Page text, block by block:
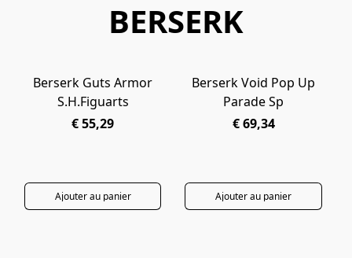
BERSERK
PRÉCOMMANDE
Berserk Guts Armor
S.H.Figuarts
€ 55,29
Ajouter au panier
PRÉCOMMANDE
Berserk Void Pop Up
Parade Sp
€ 69,34
Ajouter au panier